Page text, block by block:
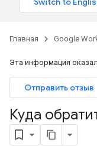
Главная Google
Эта информация
Отправить отзыв
Куда